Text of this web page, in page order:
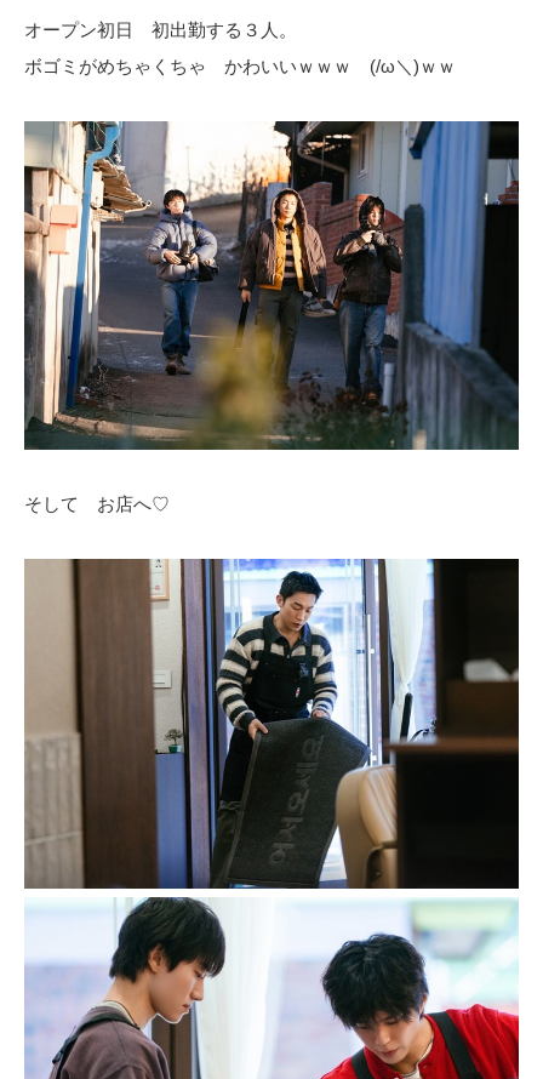
オープン初日 初出勤する３人。
ボゴミがめちゃくちゃ かわいいｗｗｗ (/ω＼)ｗｗ
そして お店へ♡